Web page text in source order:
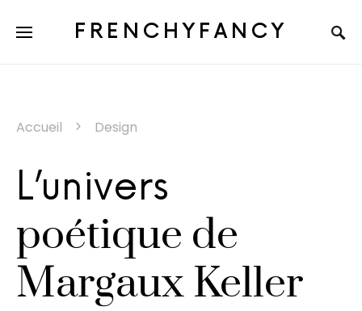
FRENCHYFANCY
Accueil Design
L’univers
poétique de
Margaux Keller